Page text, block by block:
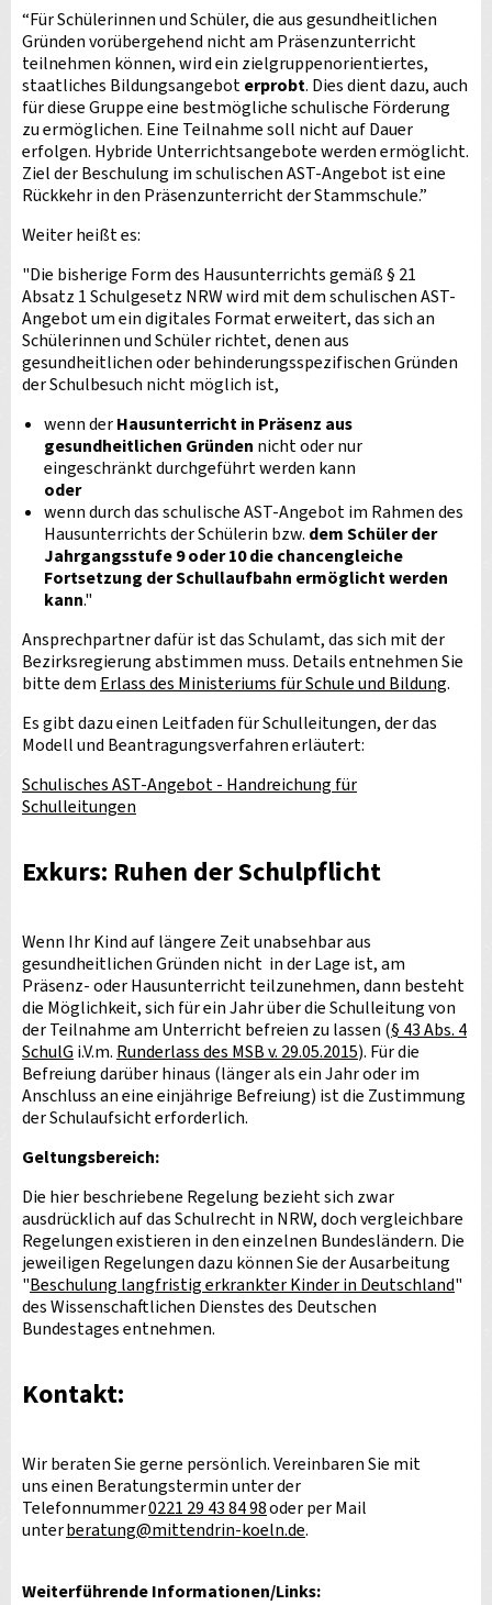
“Für Schülerinnen und Schüler, die aus gesundheitlichen
Gründen vorübergehend nicht am Präsenzunterricht
teilnehmen können, wird ein zielgruppenorientiertes,
staatliches Bildungsangeboterprobt. Dies dient dazu, auch
für diese Gruppe eine bestmögliche schulische Förderung
zu ermöglichen. Eine Teilnahme soll nicht auf Dauer
erfolgen. Hybride Unterrichtsangebote werden ermöglicht.
Ziel der Beschulung im schulischen AST-Angebot ist eine
Rückkehr in den Präsenzunterricht der Stammschule.”
Weiter heißt es:
"Die bisherige Form des Hausunterrichts gemäß § 21
Absatz 1 Schulgesetz NRW wird mit dem schulischen AST-
Angebot um ein digitales Format erweitert, das sich an
Schülerinnen und Schüler richtet, denen aus
gesundheitlichen oder behinderungsspezifischen Gründen
der Schulbesuch nicht möglich ist,
wenn derHausunterricht in Präsenz aus
gesundheitlichen Gründen nicht oder nur
eingeschränkt durchgeführt werden kann
oder
wenn durch das schulische AST-Angebot im Rahmen des
Hausunterrichts der Schülerin bzw. dem Schüler der
Jahrgangsstufe 9 oder 10 die chancengleiche
Fortsetzung der Schullaufbahn ermöglicht werden
kann."
Ansprechpartner dafür ist das Schulamt, das sich mit der
Bezirksregierung abstimmen muss. Details entnehmen Sie
bitte dem Erlass des Ministeriums für Schule und Bildung.
Es gibt dazu einen Leitfaden für Schulleitungen, der das
Modell und Beantragungsverfahren erläutert:
Schulisches AST-Angebot - Handreichung für
Schulleitungen
Exkurs: Ruhen der Schulpflicht
Wenn Ihr Kind auf längere Zeit unabsehbar aus
gesundheitlichen Gründen nicht in der Lage ist, am
Präsenz- oder Hausunterricht teilzunehmen, dann besteht
die Möglichkeit, sich für ein Jahr über die Schulleitung von
der Teilnahme am Unterricht befreien zu lassen (§ 43 Abs. 4
SchulG i.V.m. Runderlass des MSB v. 29.05.2015). Für die
Befreiung darüber hinaus (länger als ein Jahr oder im
Anschluss an eine einjährige Befreiung) ist die Zustimmung
der Schulaufsicht erforderlich.
Geltungsbereich:
Die hier beschriebene Regelung bezieht sich zwar
ausdrücklich auf das Schulrecht in NRW, doch vergleichbare
Regelungen existieren in den einzelnen Bundesländern. Die
jeweiligen Regelungen dazu können Sie der Ausarbeitung
"Beschulung langfristig erkrankter Kinder in Deutschland"
des Wissenschaftlichen Dienstes des Deutschen
Bundestages entnehmen.
Kontakt:
Wir beraten Sie gerne persönlich. Vereinbaren Sie mit
uns einen Beratungstermin unter der
Telefonnummer0221 29 43 84 98oder per Mail
unterberatung@mittendrin-koeln.de.
Weiterführende Informationen/Links: